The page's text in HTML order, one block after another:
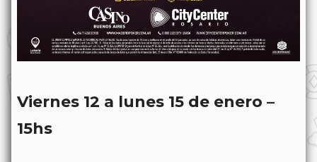
Viernes 12 a lunes 15 de enero –
15hs